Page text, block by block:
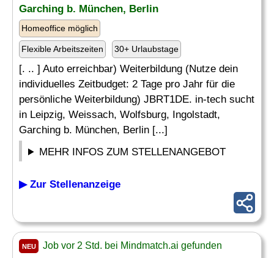
Garching b. München, Berlin
Homeoffice möglich
Flexible Arbeitszeiten 30+ Urlaubstage
[. .. ] Auto erreichbar) Weiterbildung (Nutze dein
individuelles Zeitbudget: 2 Tage pro Jahr für die
persönliche Weiterbildung) JBRT1DE. in-tech sucht
in Leipzig, Weissach, Wolfsburg, Ingolstadt,
Garching b. München, Berlin [...]
MEHR INFOS ZUM STELLENANGEBOT
▶ Zur Stellenanzeige
NEU Job vor 2 Std. bei Mindmatch.ai gefunden